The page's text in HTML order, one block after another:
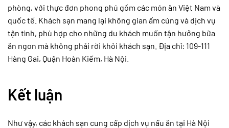
phòng, với thực đơn phong phú gồm các món ăn Việt Nam và
quốc tế. Khách sạn mang lại không gian ấm cúng và dịch vụ
tận tình, phù hợp cho những du khách muốn tận hưởng bữa
ăn ngon mà không phải rời khỏi khách sạn. Địa chỉ: 109-111
Hàng Gai, Quận Hoàn Kiếm, Hà Nội.
Kết luận
Như vậy, các khách sạn cung cấp dịch vụ nấu ăn tại Hà Nội